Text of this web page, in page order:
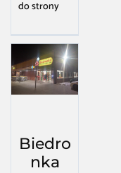
do strony
Biedro
nka